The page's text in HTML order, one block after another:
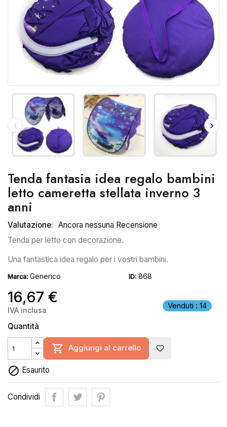
Tenda fantasia idea regalo bambini
letto cameretta stellata inverno 3
anni
Valutazione: Ancora nessuna Recensione
Tenda per letto con decorazione.
Una fantastica idea regalo per i vostri bambini.
Marca: Generico ID: 868
16,67 € Venduti : 14
IVA inclusa
Quantità
 Aggiungi al carrello favorite_border
 Esaurito
Condividi